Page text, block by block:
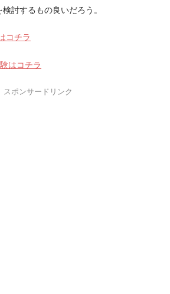
検討するもの良いだろう。
コチラ
はコチラ
スポンサードリンク